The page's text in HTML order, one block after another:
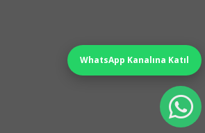
WhatsApp Kanalına Katıl